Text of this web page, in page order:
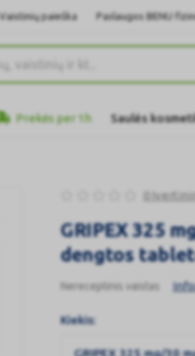
Vaistinių paieška Paslaugos BENU
Prekės per 1h Saulės
0
GRIPEX 325
dengtos
Nereceptinis vaistas
Kiekis: